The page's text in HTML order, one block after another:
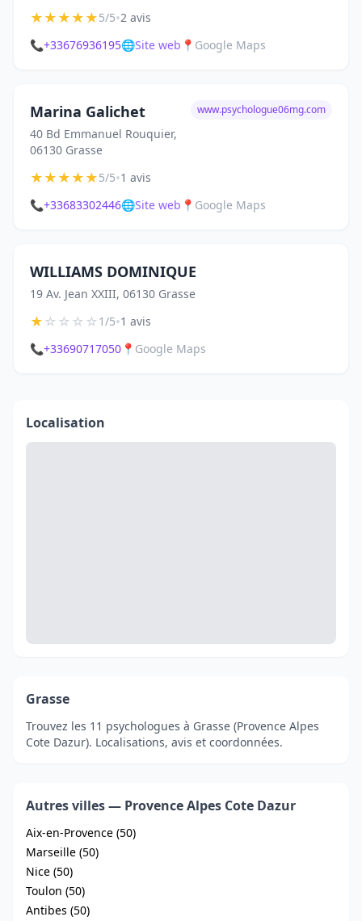
★★★★★5/5•2 avis
📞+33676936195🌐Site web 📍 Google Maps
Marina Galichet
40 Bd Emmanuel Rouquier,
06130 Grasse
www.psychologue06mg.com
★★★★★5/5•1 avis
📞+33683302446🌐Site web 📍 Google Maps
WILLIAMS DOMINIQUE
19 Av. Jean XXIII, 06130 Grasse
★☆☆☆☆1/5•1 avis
📞+33690717050 📍 Google Maps
Localisation
Grasse
Trouvez les 11 psychologues à Grasse (Provence Alpes
Cote Dazur). Localisations, avis et coordonnées.
Autres villes — Provence Alpes Cote Dazur
Aix-en-Provence (50)
Marseille (50)
Nice (50)
Toulon (50)
Antibes (50)